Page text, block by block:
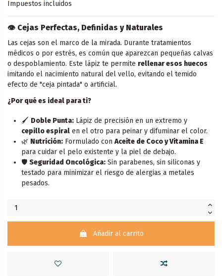
Impuestos incluidos
👁️ Cejas Perfectas, Definidas y Naturales
Las cejas son el marco de la mirada. Durante tratamientos
médicos o por estrés, es común que aparezcan pequeñas calvas
o despoblamiento. Este lápiz te permite rellenar esos huecos
imitando el nacimiento natural del vello, evitando el temido
efecto de "ceja pintada" o artificial.
¿Por qué es ideal para ti?
🖌️ Doble Punta: Lápiz de precisión en un extremo y
cepillo espiral en el otro para peinar y difuminar el color.
🌿 Nutrición: Formulado conAceite de Coco y Vitamina E
para cuidar el pelo existente y la piel de debajo.
🛡️ Seguridad Oncológica: Sin parabenes, sin siliconas y
testado para minimizar el riesgo de alergias a metales
pesados.
Añadir al carrito